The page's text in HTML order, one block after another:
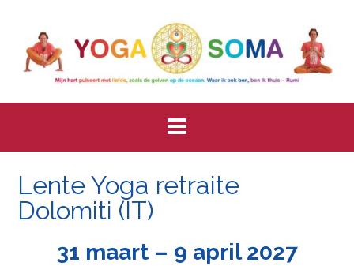
content
Lente Yoga retraite
Dolomiti (IT)
31 maart – 9 april 2027